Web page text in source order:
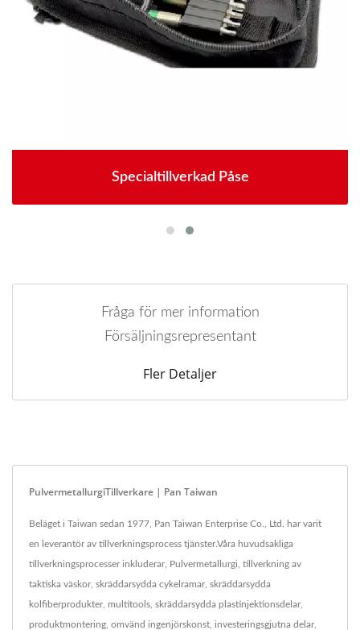
Specialtillverkad Påse
Fråga för mer information
Försäljningsrepresentant
Fler Detaljer
PulvermetallurgiTillverkare | Pan Taiwan
Beläget i Taiwan sedan 1977, Pan Taiwan Enterprise Co., Ltd. har varit
en leverantör av tillverkningsprocess tjänster.Våra huvudsakliga
tillverkningsprocesser inkluderar, Pulvermetallurgi, tillverkning av
taktiska väskor, skräddarsydda cykelramar, skräddarsydda
kolfiberprodukter, multitools, skräddarsydda plastinjektionsdelar,
produktmontering, omvänd ingenjörskonst, investeringsgjutna delar,